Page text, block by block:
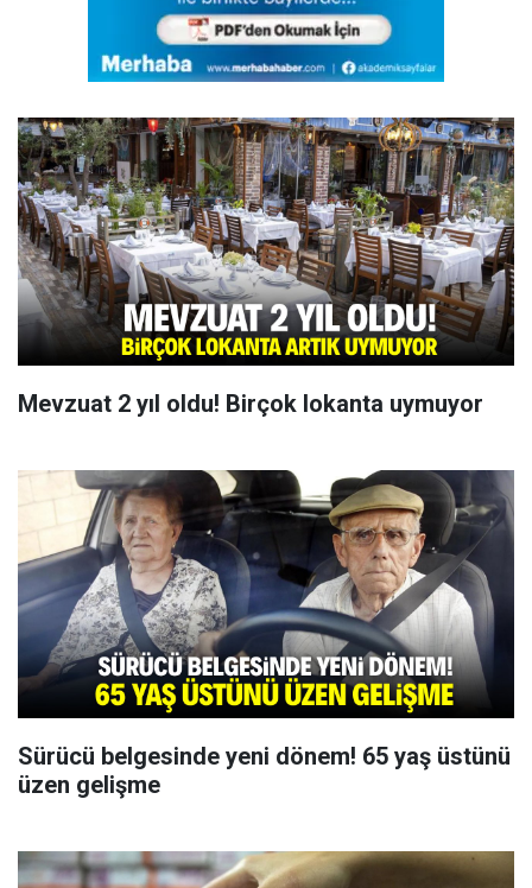
Mevzuat 2 yıl oldu! Birçok lokanta uymuyor
Sürücü belgesinde yeni dönem! 65 yaş üstünü
üzen gelişme